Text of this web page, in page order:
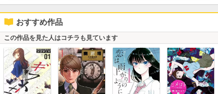
おすすめ作品
この作品を見た人はコチラも見ています